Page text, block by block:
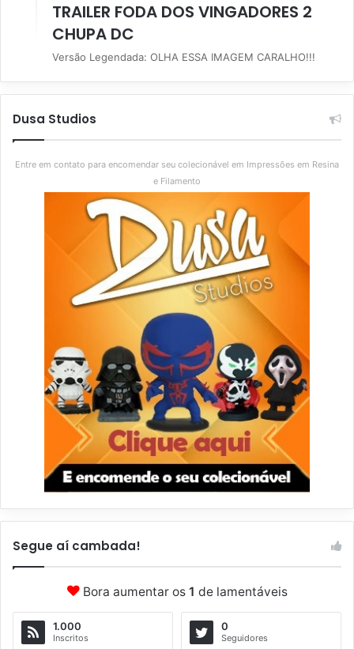
TRAILER FODA DOS VINGADORES 2
CHUPA DC
Versão Legendada: OLHA ESSA IMAGEM CARALHO!!!
Dusa Studios
Entre em contato para encomendar seu colecionável em Impressões em Resina
e Filamento
Segue aí cambada!
Bora aumentar os 1 de lamentáveis
1.000
Inscritos
0
Seguidores